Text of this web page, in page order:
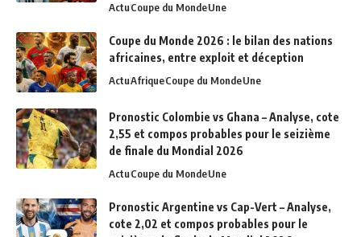
ActuCoupe du MondeUne
Coupe du Monde 2026 : le bilan des nations
africaines, entre exploit et déception
ActuAfriqueCoupe du MondeUne
Pronostic Colombie vs Ghana – Analyse, cote
2,55 et compos probables pour le seizième
de finale du Mondial 2026
ActuCoupe du MondeUne
Pronostic Argentine vs Cap-Vert – Analyse,
cote 2,02 et compos probables pour le